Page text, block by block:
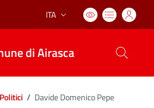
Lingua attiva:
ITA
di Airasca
Politici / Davide Domenico Pepe